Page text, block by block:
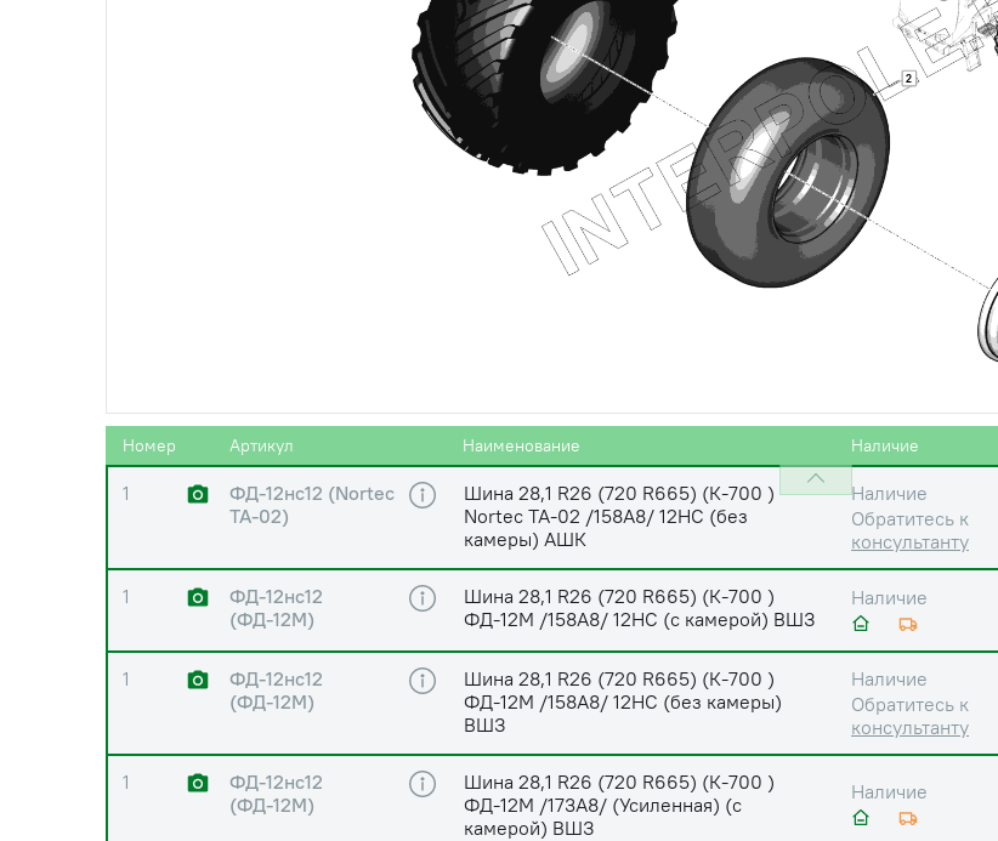
2
Номер Артикул Наименование Наличие
1
ФД-12нс12 (Nortec
TA-02)
Шина 28,1 R26 (720 R665) (К-700 )
Nortec TA-02 /158А8/ 12НС (без
камеры) АШК
Наличие
Обратитесь к
консультанту
1
ФД-12нс12
(ФД-12М)
Шина 28,1 R26 (720 R665) (К-700 )
ФД-12М /158A8/ 12НС (с камерой) ВШЗ
Наличие
1
ФД-12нс12
(ФД-12М)
Шина 28,1 R26 (720 R665) (К-700 )
ФД-12М /158A8/ 12НС (без камеры)
ВШЗ
Наличие
Обратитесь к
консультанту
1
ФД-12нс12
(ФД-12М)
Шина 28,1 R26 (720 R665) (К-700 )
ФД-12М /173A8/ (Усиленная) (с
камерой) ВШЗ
Наличие